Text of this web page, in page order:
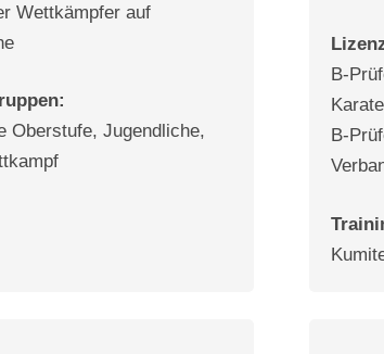
Wettkämpfer auf
Oberstufe, Jugendliche,
B-
B-